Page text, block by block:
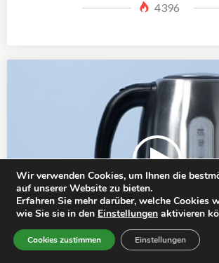
4396
Wir verwenden Cookies, um Ihnen die
auf unserer Website zu bieten.
Erfahren Sie mehr darüber, welche Cookies
wie Sie sie in den Einstellungen aktivieren
Cookies zustimmen Einstellungen